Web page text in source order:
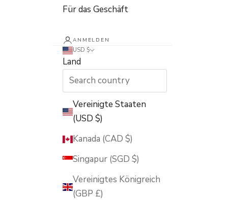
Für das Geschäft
ANMELDEN
USD $
Land
Vereinigte Staaten
(USD $)
Kanada (CAD $)
Singapur (SGD $)
Vereinigtes Königreich
(GBP £)